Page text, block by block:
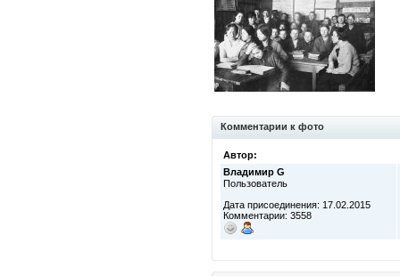
Комментарии к фото
Автор:
Владимир G
Пользователь
Дата присоединения: 17.02.2015
Комментарии: 3558